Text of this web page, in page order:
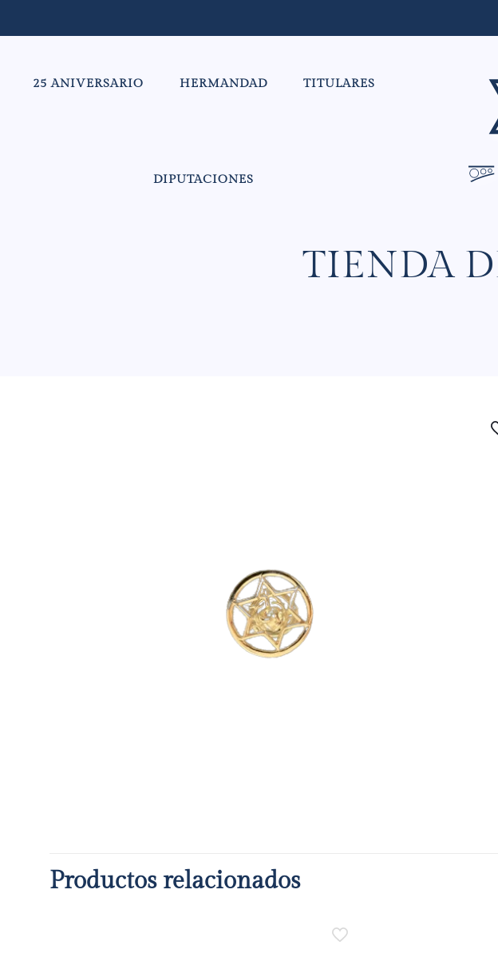
25 ANIVERSARIO HERMANDAD TITULARES
DIPUTACIONES
TIENDA
Productos relacionados